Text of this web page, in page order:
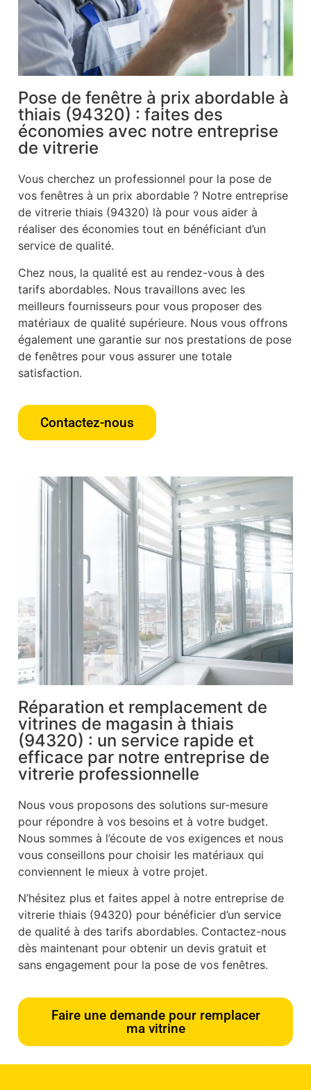
Pose de fenêtre à prix abordable à
thiais (94320) : faites des
économies avec notre entreprise
de vitrerie
Vous cherchez un professionnel pour la pose de
vos fenêtres à un prix abordable ? Notre entreprise
de vitrerie thiais (94320) là pour vous aider à
réaliser des économies tout en bénéficiant d’un
service de qualité.
Chez nous, la qualité est au rendez-vous à des
tarifs abordables. Nous travaillons avec les
meilleurs fournisseurs pour vous proposer des
matériaux de qualité supérieure. Nous vous offrons
également une garantie sur nos prestations de pose
de fenêtres pour vous assurer une totale
satisfaction.
Contactez-nous
Réparation et remplacement de
vitrines de magasin à thiais
(94320) : un service rapide et
efficace par notre entreprise de
vitrerie professionnelle
Nous vous proposons des solutions sur-mesure
pour répondre à vos besoins et à votre budget.
Nous sommes à l’écoute de vos exigences et nous
vous conseillons pour choisir les matériaux qui
conviennent le mieux à votre projet.
N’hésitez plus et faites appel à notre entreprise de
vitrerie thiais (94320) pour bénéficier d’un service
de qualité à des tarifs abordables. Contactez-nous
dès maintenant pour obtenir un devis gratuit et
sans engagement pour la pose de vos fenêtres.
Faire une demande pour remplacer
ma vitrine